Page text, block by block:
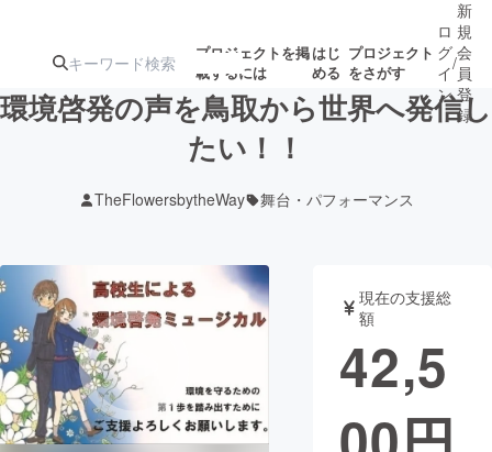
プロジェクトを掲
載するには
はじ
める
プロジェクト
をさがす
ターン
注目の新着プロ
ジェクト
募集終了が近いプ
ロジェクト
されます
アート・写真 音楽
テクノロジー・ガジェット ゲーム・
映像・映画 書籍・雑誌
ロ
グ
イ
ン
/
新
規
会
員
登
録
環境啓発の声を鳥取から世界へ発信し
たい！！
TheFlowersbytheWay 舞台・パフォーマンス
現在の支援総
額
42,5